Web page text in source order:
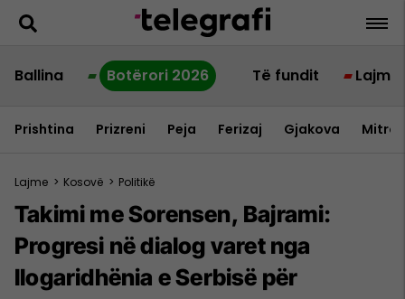
Ballina Botërori 2026 Të fundit Lajme
Prishtina Prizreni Peja Ferizaj Gjakova
Lajme > Kosovë > Politikë
Takimi me Sorensen, Bajrami:
Progresi në dialog varet nga
llogaridhënia e Serbisë për